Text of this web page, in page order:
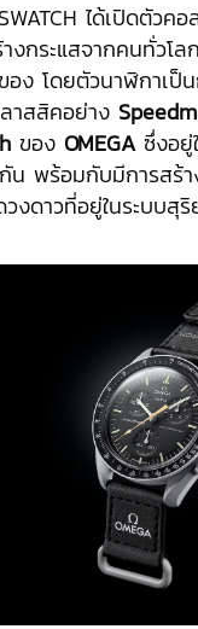
ได้เปิดตัวคอ
กระแสจากคนทั่วโล
อง โดยตัวนาฬิกาเป็
าสสิคอย่าง
ของ OMEGAซึ่งอยู่
พร้อมกับมีการสร้า
งดาวที่อยู่ในระบบสุริ